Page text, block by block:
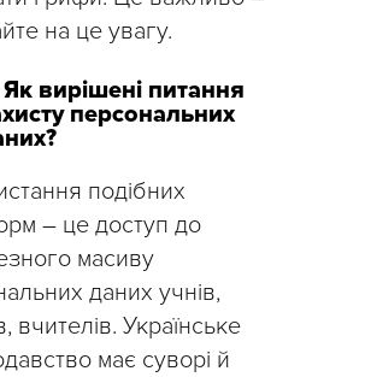
на це увагу.
вирішені питання
персональних
подібних
– це доступ до
масиву
даних учнів,
вчителів. Українське
має суворі й